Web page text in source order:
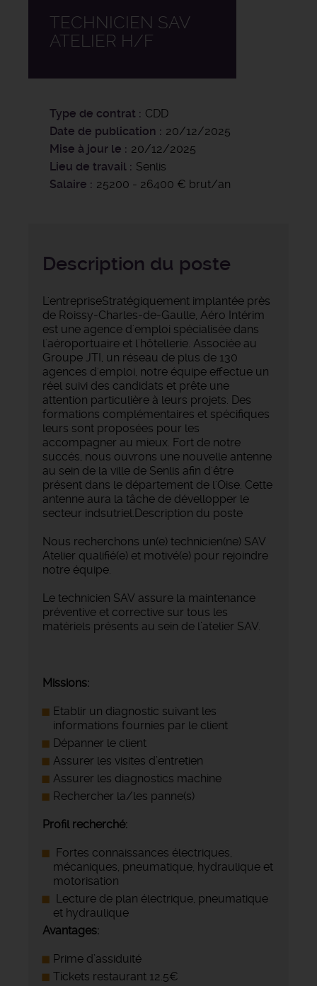
TECHNICIEN SAV
ATELIER H/F
Type de contrat
CDD
Date de publication
20/12/2025
Mise à jour le
20/12/2025
Lieu de travail
Senlis
Salaire
25200 - 26400 € brut/an
Description du poste
L'entrepriseStratégiquement implantée près
de Roissy-Charles-de-Gaulle, Aéro Intérim
est une agence d'emploi spécialisée dans
l'aéroportuaire et l'hôtellerie. Associée au
Groupe JTI, un réseau de plus de 130
agences d'emploi, notre équipe effectue un
réel suivi des candidats et prête une
attention particulière à leurs projets. Des
formations complémentaires et spécifiques
leurs sont proposées pour les
accompagner au mieux. Fort de notre
succés, nous ouvrons une nouvelle antenne
au sein de la ville de Senlis afin d'être
présent dans le département de l'Oise. Cette
antenne aura la tâche de dévellopper le
secteur indsutriel.Description du poste
Nous recherchons un(e) technicien(ne) SAV
Atelier qualifié(e) et motivé(e) pour rejoindre
notre équipe.
Le technicien SAV assure la maintenance
préventive et corrective sur tous les
matériels présents au sein de l’atelier SAV.
Missions:
Etablir un diagnostic suivant les
informations fournies par le client
Dépanner le client
Assurer les visites d’entretien
Assurer les diagnostics machine
Rechercher la/les panne(s)
Profil recherché:
Fortes connaissances électriques,
mécaniques, pneumatique, hydraulique et
motorisation
Lecture de plan électrique, pneumatique
et hydraulique
Avantages:
Prime d’assiduité
Tickets restaurant 12.5€